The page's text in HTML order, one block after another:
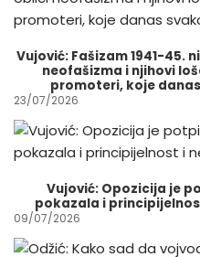
Vujović: Fašizam 1941-45.
neofašizma i njihovi
promoteri, koje
23/07/2026
Vujović: Opozicija je
pokazala i
09/07/2026